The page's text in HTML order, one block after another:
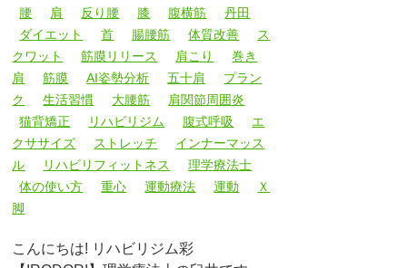
腰
肩 反り腰 膝 腹横筋
丹田
ダイエット
首 腸腰筋 体質改善
ス
クワット
筋膜リリース 肩こり
巻き
肩
筋膜 AI姿勢分析 五十肩
プラン
ク
生活習慣 大腰筋
肩関節周囲炎
猫背矯正
リハビリジム 腹式呼吸
エ
クササイズ
ストレッチ
インナーマッス
ル
リハビリフィットネス
理学療法士
体の使い方
重心 運動療法 運動
Ｘ
脚
こんにちは! リハビリジム彩